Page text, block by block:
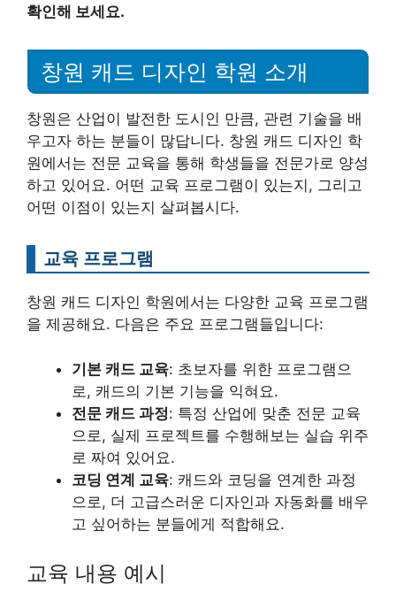
확인해 보세요.
창원 캐드 디자인 학원 소개
창원은 산업이 발전한 도시인 만큼, 관련 기술을 배
우고자 하는 분들이 많답니다. 창원 캐드 디자인 학
원에서는 전문 교육을 통해 학생들을 전문가로 양성
하고 있어요. 어떤 교육 프로그램이 있는지, 그리고
어떤 이점이 있는지 살펴봅시다.
교육 프로그램
창원 캐드 디자인 학원에서는 다양한 교육 프로그램
을 제공해요. 다음은 주요 프로그램들입니다:
기본 캐드 교육: 초보자를 위한 프로그램으
로, 캐드의 기본 기능을 익혀요.
전문 캐드 과정: 특정 산업에 맞춘 전문 교육
으로, 실제 프로젝트를 수행해보는 실습 위주
로 짜여 있어요.
코딩 연계 교육: 캐드와 코딩을 연계한 과정
으로, 더 고급스러운 디자인과 자동화를 배우
고 싶어하는 분들에게 적합해요.
교육 내용 예시